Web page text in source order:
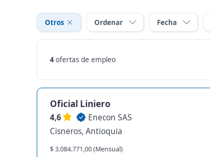
Otros Ordenar Fecha
4ofertas de empleo
Oficial Liniero
4,6
Enecon SAS
Cisneros, Antioquia
$ 3.084.771,00 (Mensual)